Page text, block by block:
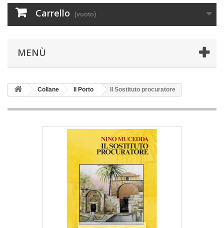
Carrello (vuoto)
MENÙ
Collane Il Porto Il Sostituto procuratore